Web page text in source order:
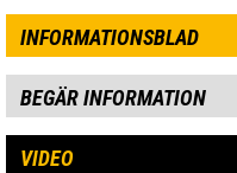
INFORMATIONSBLAD
BEGÄR INFORMATION
VIDEO